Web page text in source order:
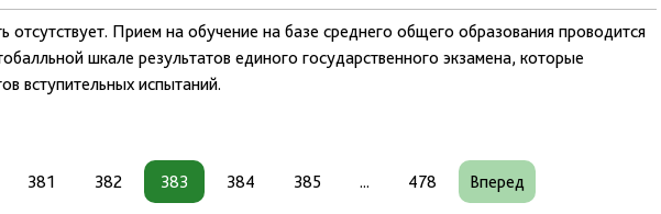
отсутствует. Прием на обучение на базе среднего общего образования проводится
шкале результатов единого государственного экзамена, которые
вступительных испытаний.
381 382 383 384 385 ... 478 Вперед